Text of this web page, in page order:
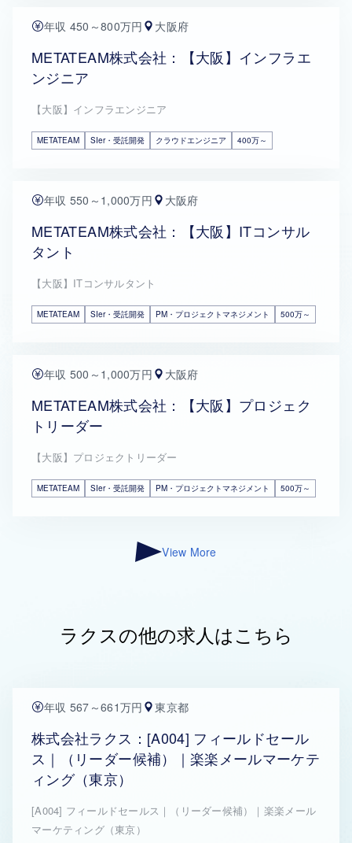
年収 450～800万円 大阪府
METATEAM株式会社：【大阪】インフラエ
ンジニア
【大阪】インフラエンジニア
METATEAM SIer・受託開発 クラウドエンジニア 400万～
年収 550～1,000万円 大阪府
METATEAM株式会社：【大阪】ITコンサル
タント
【大阪】ITコンサルタント
METATEAM SIer・受託開発 PM・プロジェクトマネジメント 500万～
年収 500～1,000万円 大阪府
METATEAM株式会社：【大阪】プロジェク
トリーダー
【大阪】プロジェクトリーダー
METATEAM SIer・受託開発 PM・プロジェクトマネジメント 500万～
View More
ラクスの他の求人はこちら
年収 567～661万円 東京都
株式会社ラクス：[A004] フィールドセール
ス｜（リーダー候補）｜楽楽メールマーケテ
ィング（東京）
[A004] フィールドセールス｜（リーダー候補）｜楽楽メール
マーケティング（東京）